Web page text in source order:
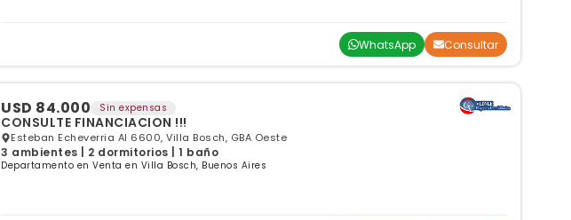
WhatsApp Consultar
USD 84.000 Sin expensas
CONSULTE FINANCIACION !!!
Esteban Echeverria Al 6600, Villa Bosch, GBA Oeste
3 ambientes | 2 dormitorios | 1 baño
Departamento en Venta en Villa Bosch, Buenos Aires